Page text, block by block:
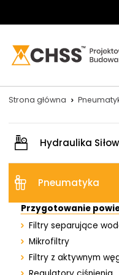
Centrum
CHSS.PL DAWID
+48 690 884
Strona główna
Hydraulika
Pneumatyka
Złącza z tworzywa /
niklowany
Szybkozłącza
Zawory membranowe
Siłowniki
Węże pneumatyczne
Przygotowanie
Filtry separujące
Mikrofiltry
Filtry z aktywnym